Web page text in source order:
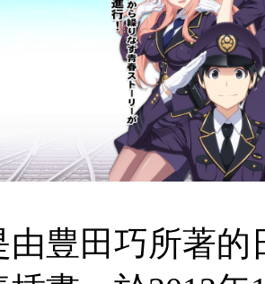
由豊田巧所著的